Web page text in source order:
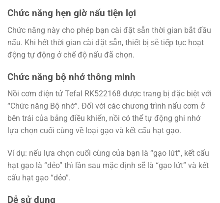
Chức năng hẹn giờ nấu tiện lợi
Chức năng này cho phép bạn cài đặt sẵn thời gian bắt đầu
nấu. Khi hết thời gian cài đặt sẵn, thiết bị sẽ tiếp tục hoạt
động tự động ở chế độ nấu đã chọn.
Chức năng bộ nhớ thông minh
Nồi cơm điện tử Tefal RK522168 được trang bị đặc biệt với
“Chức năng Bộ nhớ”. Đối với các chương trình nấu cơm ở
bên trái của bảng điều khiển, nồi có thể tự động ghi nhớ
lựa chọn cuối cùng về loại gạo và kết cấu hạt gạo.
Ví dụ: nếu lựa chọn cuối cùng của bạn là “gạo lứt”, kết cấu
hạt gạo là “dẻo” thì lần sau mặc định sẽ là “gạo lứt” và kết
cấu hạt gạo “dẻo”.
Dễ sử dụng